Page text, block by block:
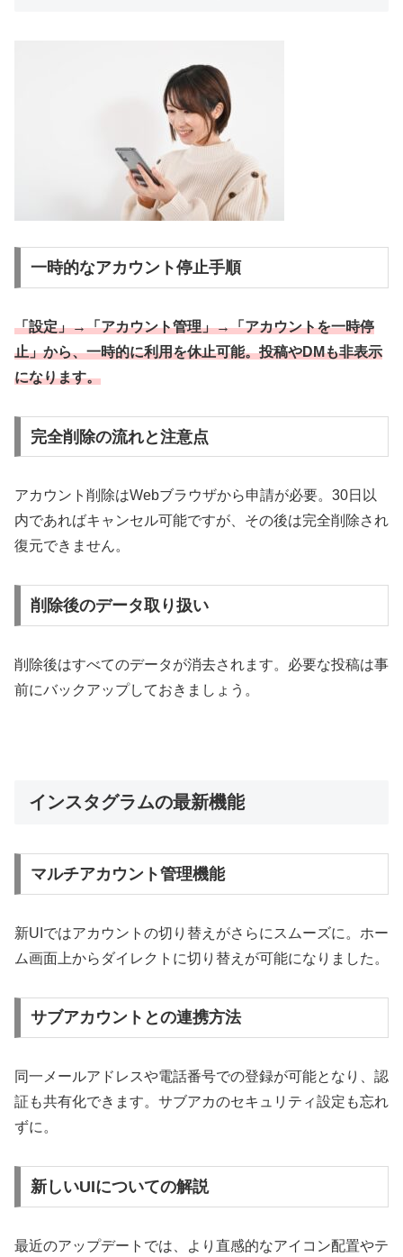
一時的なアカウント停止手順
「設定」→「アカウント管理」→「アカウントを一時停
止」から、一時的に利用を休止可能。投稿やDMも非表示
になります。
完全削除の流れと注意点
アカウント削除はWebブラウザから申請が必要。30日以
内であればキャンセル可能ですが、その後は完全削除され
復元できません。
削除後のデータ取り扱い
削除後はすべてのデータが消去されます。必要な投稿は事
前にバックアップしておきましょう。
インスタグラムの最新機能
マルチアカウント管理機能
新UIではアカウントの切り替えがさらにスムーズに。ホー
ム画面上からダイレクトに切り替えが可能になりました。
サブアカウントとの連携方法
同一メールアドレスや電話番号での登録が可能となり、認
証も共有化できます。サブアカのセキュリティ設定も忘れ
ずに。
新しいUIについての解説
最近のアップデートでは、より直感的なアイコン配置やテ